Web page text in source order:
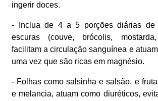
ingerir doces.
- Inclua de 4 a 5 porções diárias de
escuras (couve, brócolis,
facilitam a circulação sanguínea e
uma vez que são ricas em magnésio.
- Folhas como salsinha e salsão, e
e melancia, atuam como diuréticos,